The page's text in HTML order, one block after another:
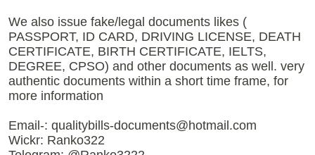
We also issue fake/legal documents likes (
PASSPORT, ID CARD, DRIVING LICENSE, DEATH
CERTIFICATE, BIRTH CERTIFICATE, IELTS,
DEGREE, CPSO) and other documents as well. very
authentic documents within a short time frame, for
more information
Email-: qualitybills-documents@hotmail.com
Wickr: Ranko322